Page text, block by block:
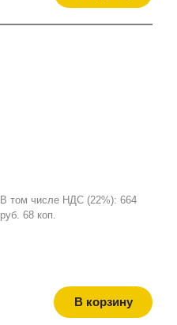
В том числе НДС (22%): 664
руб. 68 коп.
В корзину